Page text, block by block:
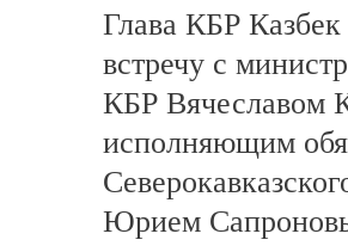
Глава КБР
встречу с
КБР Вячеславом
исполняющим
Юрием